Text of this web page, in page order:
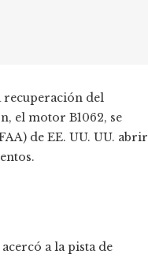
recuperación del
el motor B1062, se
de EE. UU. UU. abrir
a la pista de